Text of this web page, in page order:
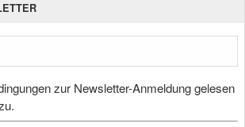
zur Newsletter-Anmeldung gelesen